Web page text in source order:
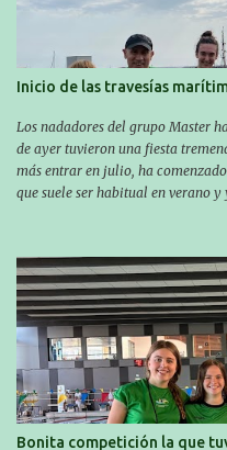
Inicio de las travesías
Los nadadores del grupo Master
de ayer tuvieron una fiesta
más entrar en julio, ha
que suele ser habitual en verano
próxima cita. Para empezar, el
XXXVIII. Travesía a nado de
metros en 28 minutos y 30
compañero Asier Gorostegi
travesía se realiza un recorrido
de Malkorbe, pero debido al
decidió hacerlo en el interior de
Asier completó el recorrido en 29
Bonita competición la que